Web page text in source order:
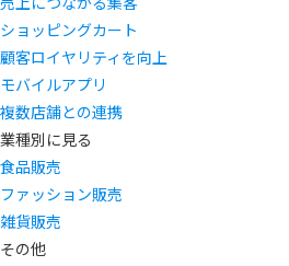
ショッピングカート
顧客ロイヤリティを向上
モバイルアプリ
複数店舗との連携
業種別に見る
食品販売
ファッション販売
雑貨販売
その他